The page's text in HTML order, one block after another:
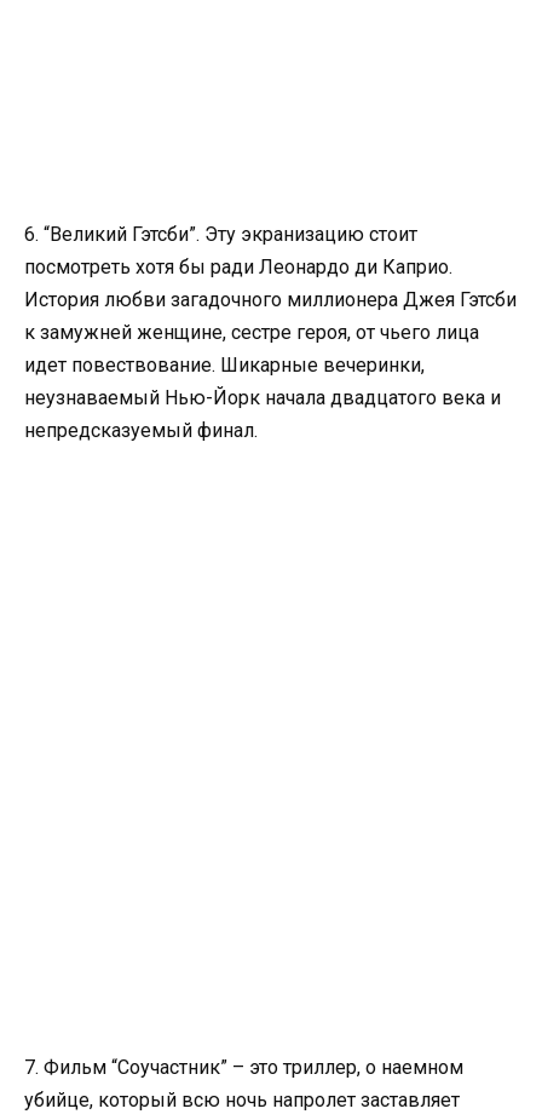
6. “Великий Гэтсби”. Эту экранизацию стоит
посмотреть хотя бы ради Леонардо ди Каприо.
История любви загадочного миллионера Джея Гэтсби
к замужней женщине, сестре героя, от чьего лица
идет повествование. Шикарные вечеринки,
неузнаваемый Нью-Йорк начала двадцатого века и
непредсказуемый финал.
7. Фильм “Соучастник” – это триллер, о наемном
убийце, который всю ночь напролет заставляет